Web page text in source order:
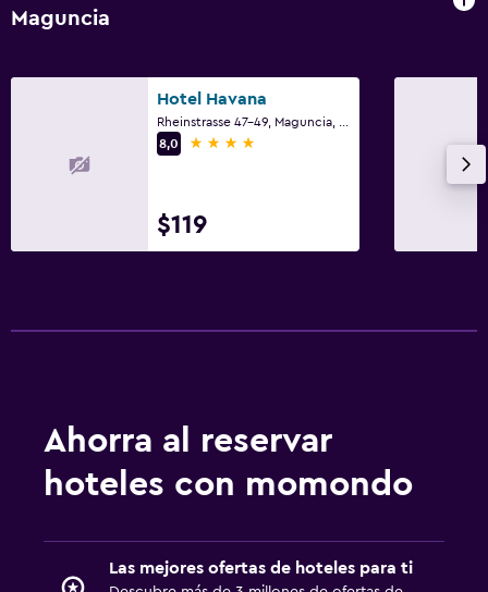
Maguncia
Hotel Havana
8,0
4 estrellas
$119
Ahorra al reservar
hoteles con momondo
Las mejores ofertas de hoteles para ti